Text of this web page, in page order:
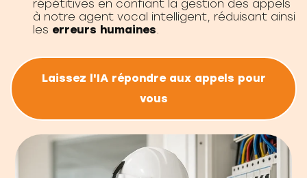
répétitives en confiant la gestion des appels
à notre agent vocal intelligent, réduisant ainsi
les erreurs humaines.
Laissez l'IA répondre aux appels pour
vous